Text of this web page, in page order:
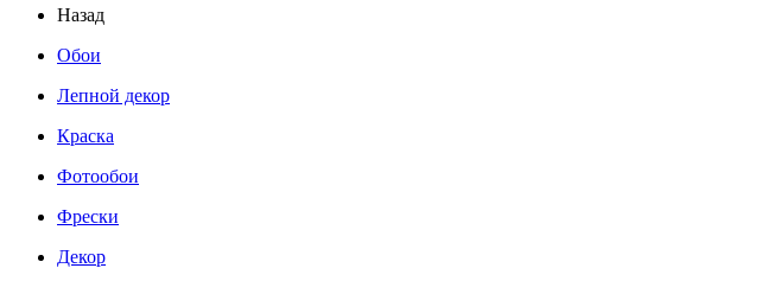
Назад
Обои
Лепной декор
Краска
Фотообои
Фрески
Декор